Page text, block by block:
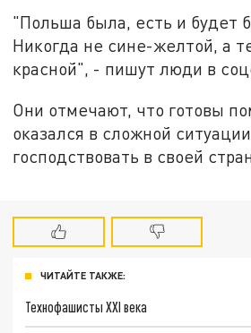
"Польша была, есть и будет
Никогда не сине-желтой, а
красной", - пишут люди в
Они отмечают, что готовы
оказался в сложной
господствовать в своей
ЧИТАЙТЕ ТАКЖЕ:
Технофашисты XXI века